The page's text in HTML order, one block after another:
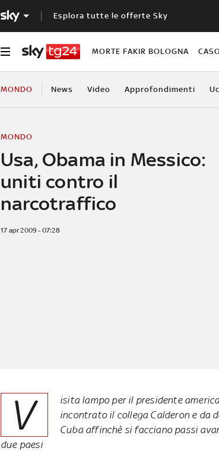
Esplora tutte le offerte Sky
MORTE FAKIR BOLOGNA
MONDO News Video Approfondimenti
Usa, Obama in Messico:
uniti contro il
narcotraffico
MONDO
17 apr 2009 - 07:28
V
isita lampo per il presidente
incontrato il collega Calderon e da
Cuba affinchè si facciano passi
due paesi